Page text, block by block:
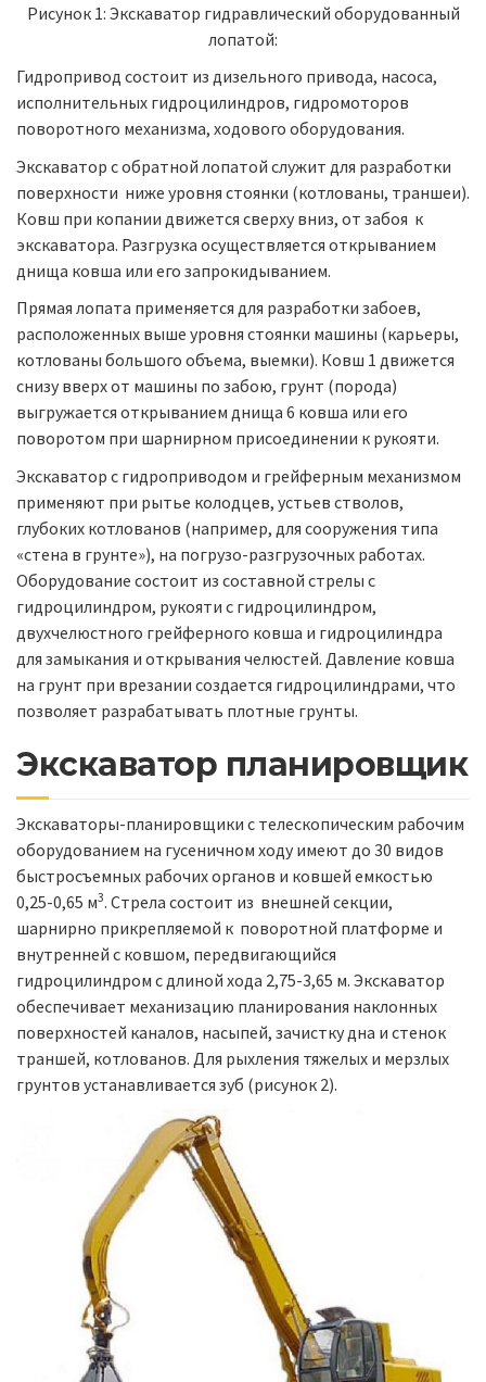
Рисунок 1: Экскаватор гидравлический оборудованный
лопатой:
Гидропривод состоит из дизельного привода, насоса,
исполнительных гидроцилиндров, гидромоторов
поворотного механизма, ходового оборудования.
Экскаватор с обратной лопатой служит для разработки
поверхности ниже уровня стоянки (котлованы, траншеи).
Ковш при копании движется сверху вниз, от забоя к
экскаватора. Разгрузка осуществляется открыванием
днища ковша или его запрокидыванием.
Прямая лопата применяется для разработки забоев,
расположенных выше уровня стоянки машины (карьеры,
котлованы большого объема, выемки). Ковш 1 движется
снизу вверх от машины по забою, грунт (порода)
выгружается открыванием днища 6 ковша или его
поворотом при шарнирном присоединении к рукояти.
Экскаватор с гидроприводом и грейферным механизмом
применяют при рытье колодцев, устьев стволов,
глубоких котлованов (например, для сооружения типа
«стена в грунте»), на погрузо-разгрузочных работах.
Оборудование состоит из составной стрелы с
гидроцилиндром, рукояти с гидроцилиндром,
двухчелюстного грейферного ковша и гидроцилиндра
для замыкания и открывания челюстей. Давление ковша
на грунт при врезании создается гидроцилиндрами, что
позволяет разрабатывать плотные грунты.
Экскаватор планировщик
Экскаваторы-планировщики с телескопическим рабочим
оборудованием на гусеничном ходу имеют до 30 видов
быстросъемных рабочих органов и ковшей емкостью
0,25-0,65 м3. Стрела состоит из внешней секции,
шарнирно прикрепляемой к поворотной платформе и
внутренней с ковшом, передвигающийся
гидроцилиндром с длиной хода 2,75-3,65 м. Экскаватор
обеспечивает механизацию планирования наклонных
поверхностей каналов, насыпей, зачистку дна и стенок
траншей, котлованов. Для рыхления тяжелых и мерзлых
грунтов устанавливается зуб (рисунок 2).